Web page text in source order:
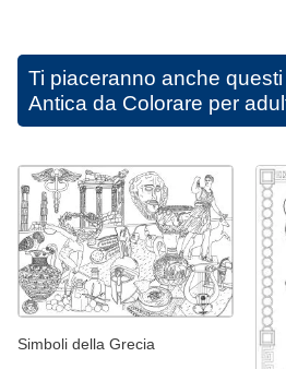
Ti piaceranno anche questi
Antica da Colorare per
Simboli della Grecia